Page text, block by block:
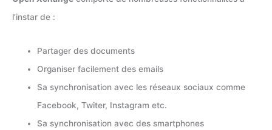
l’instar de :
Partager des documents
Organiser facilement des emails
Sa synchronisation avec les réseaux sociaux comme
Facebook, Twiter, Instagram etc.
Sa synchronisation avec des smartphones